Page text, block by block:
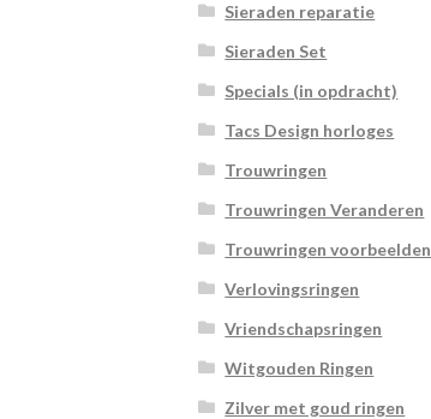
Sieraden reparatie
Sieraden Set
Specials (in opdracht)
Tacs Design horloges
Trouwringen
Trouwringen Veranderen
Trouwringen voorbeelden
Verlovingsringen
Vriendschapsringen
Witgouden Ringen
Zilver met goud ringen